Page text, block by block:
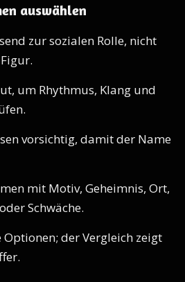
auswählen
zur sozialen Rolle, nicht
um Rhythmus, Klang und
vorsichtig, damit der Name
mit Motiv, Geheimnis, Ort,
Schwäche.
Optionen; der Vergleich zeigt